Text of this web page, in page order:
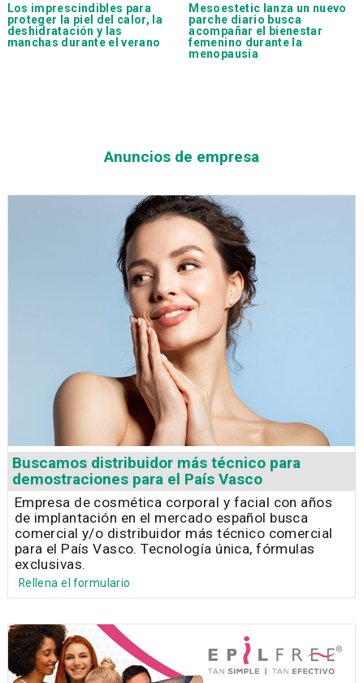
Los imprescindibles para
proteger la piel del calor, la
deshidratación y las
manchas durante el verano
Mesoestetic lanza un nuevo
parche diario busca
acompañar el bienestar
femenino durante la
menopausia
Anuncios de empresa
Buscamos distribuidor más técnico para
demostraciones para el País Vasco
Empresa de cosmética corporal y facial con años
de implantación en el mercado español busca
comercial y/o distribuidor más técnico comercial
para el País Vasco. Tecnología única, fórmulas
exclusivas.
Rellena el formulario